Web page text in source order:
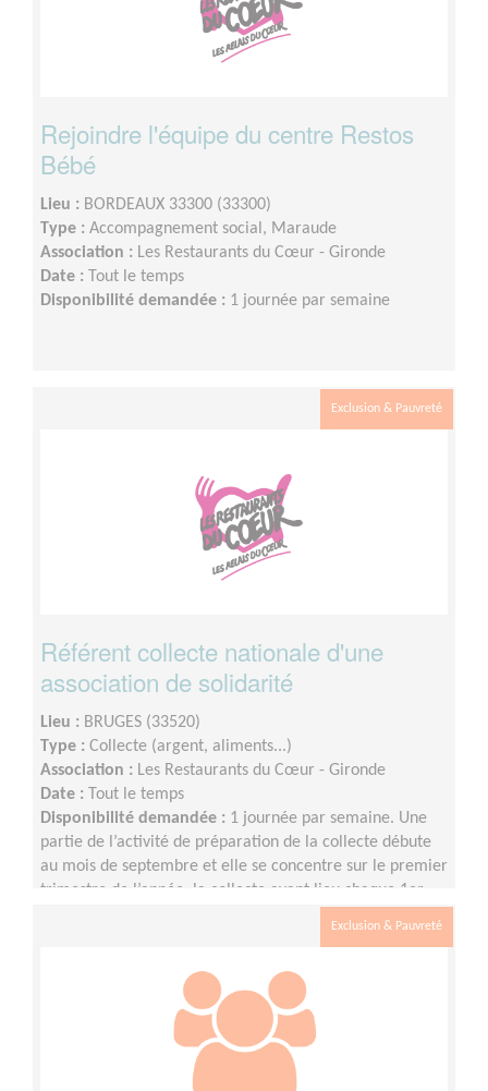
Rejoindre l'équipe du centre Restos
Bébé
Lieu : BORDEAUX 33300 (33300)
Type : Accompagnement social, Maraude
Association : Les Restaurants du Cœur - Gironde
Date : Tout le temps
Disponibilité demandée : 1 journée par semaine
Exclusion & Pauvreté
Référent collecte nationale d'une
association de solidarité
Lieu : BRUGES (33520)
Type : Collecte (argent, aliments...)
Association : Les Restaurants du Cœur - Gironde
Date : Tout le temps
Disponibilité demandée : 1 journée par semaine. Une
partie de l’activité de préparation de la collecte débute
au mois de septembre et elle se concentre sur le premier
trimestre de l’année, la collecte ayant lieu chaque 1er
Exclusion & Pauvreté